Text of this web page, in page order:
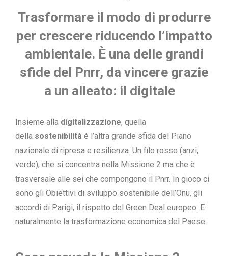
Trasformare il modo di produrre
per crescere riducendo l’impatto
ambientale. È una delle grandi
sfide del Pnrr, da vincere grazie
a un alleato: il digitale
Insieme alla digitalizzazione, quella
della sostenibilità è l’altra grande sfida del Piano
nazionale di ripresa e resilienza. Un filo rosso (anzi,
verde), che si concentra nella Missione 2 ma che è
trasversale alle sei che compongono il Pnrr. In gioco ci
sono gli Obiettivi di sviluppo sostenibile dell’Onu, gli
accordi di Parigi, il rispetto del Green Deal europeo. E
naturalmente la trasformazione economica del Paese.